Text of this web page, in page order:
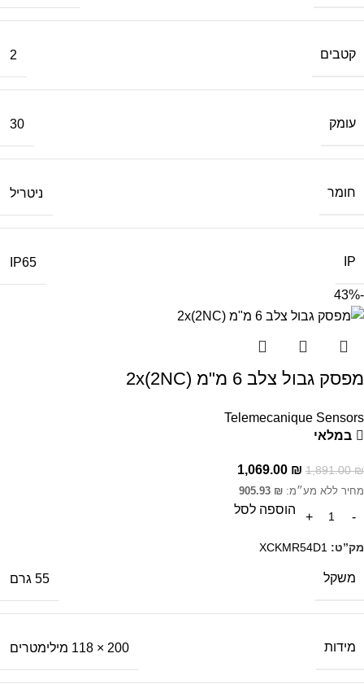
קטבים 2
עומק 30
חומר ניטריל
IP
IP65
-43%
מפסק גבול צלב 6 מ"מ 2x(2NC)
Telemecanique Sensors
במלאי
1,891.00₪
1,069.00 ₪
מחיר ללא מע״מ: 905.93 ₪
הוספה לסל
מק”ט: XCKMR54D1
משקל 55 גרם
מידות 200 × 118 מילימטרים